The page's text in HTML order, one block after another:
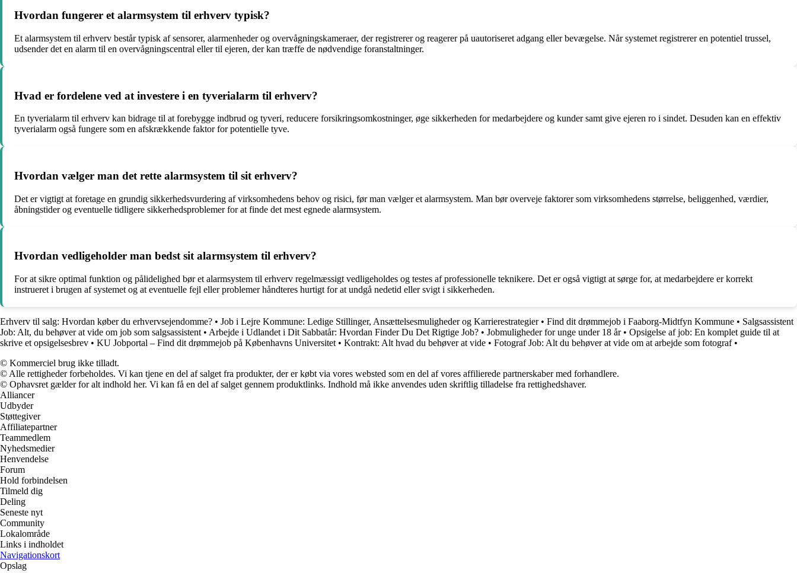
Hvordan fungerer et alarmsystem til erhverv typisk?
Et alarmsystem til erhverv består typisk af sensorer, alarmenheder og overvågningskameraer, der registrerer og reagerer på uautoriseret adgang eller bevægelse. Når systemet registrerer en potentiel trussel,
udsender det en alarm til en overvågningscentral eller til ejeren, der kan træffe de nødvendige foranstaltninger.
Hvad er fordelene ved at investere i en tyverialarm til erhverv?
En tyverialarm til erhverv kan bidrage til at forebygge indbrud og tyveri, reducere forsikringsomkostninger, øge sikkerheden for medarbejdere og kunder samt give ejeren ro i sindet. Desuden kan en effektiv
tyverialarm også fungere som en afskrækkende faktor for potentielle tyve.
Hvordan vælger man det rette alarmsystem til sit erhverv?
Det er vigtigt at foretage en grundig sikkerhedsvurdering af virksomhedens behov og risici, før man vælger et alarmsystem. Man bør overveje faktorer som virksomhedens størrelse, beliggenhed, værdier,
åbningstider og eventuelle tidligere sikkerhedsproblemer for at finde det mest egnede alarmsystem.
Hvordan vedligeholder man bedst sit alarmsystem til erhverv?
For at sikre optimal funktion og pålidelighed bør et alarmsystem til erhverv regelmæssigt vedligeholdes og testes af professionelle teknikere. Det er også vigtigt at sørge for, at medarbejdere er korrekt
instrueret i brugen af systemet og at eventuelle fejl eller problemer håndteres hurtigt for at undgå nedetid eller svigt i sikkerheden.
Erhverv til salg: Hvordan køber du erhvervsejendomme? • Job i Lejre Kommune: Ledige Stillinger, Ansættelsesmuligheder og Karrierestrategier• Find dit drømmejob i Faaborg-Midtfyn Kommune • Salgsassistent
Job: Alt, du behøver at vide om job som salgsassistent • Arbejde i Udlandet i Dit Sabbatår: Hvordan Finder Du Det Rigtige Job? • Jobmuligheder for unge under 18 år• Opsigelse af job: En komplet guide til at
skrive et opsigelsesbrev • KU Jobportal – Find dit drømmejob på Københavns Universitet • Kontrakt: Alt hvad du behøver at vide • Fotograf Job: Alt du behøver at vide om at arbejde som fotograf•
© Kommerciel brug ikke tilladt.
© Alle rettigheder forbeholdes. Vi kan tjene en del af salget fra produkter, der er købt via vores websted som en del af vores affilierede partnerskaber med forhandlere.
© Ophavsret gælder for alt indhold her. Vi kan få en del af salget gennem produktlinks. Indhold må ikke anvendes uden skriftlig tilladelse fra rettighedshaver.
Alliancer
Udbyder
Støttegiver
Affiliatepartner
Teammedlem
Nyhedsmedier
Henvendelse
Forum
Hold forbindelsen
Tilmeld dig
Deling
Seneste nyt
Community
Lokalområde
Links i indholdet
Navigationskort
Opslag